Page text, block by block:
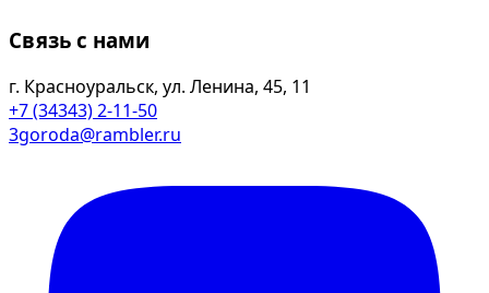
Связь с нами
г. Красноуральск, ул. Ленина, 45, 11
+7 (34343) 2-11-50
3goroda@rambler.ru